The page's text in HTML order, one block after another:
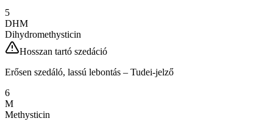
5
DHM
Dihydromethysticin
Hosszan tartó szedáció
Erősen szedáló, lassú lebontás – Tudei-jelző
6
M
Methysticin